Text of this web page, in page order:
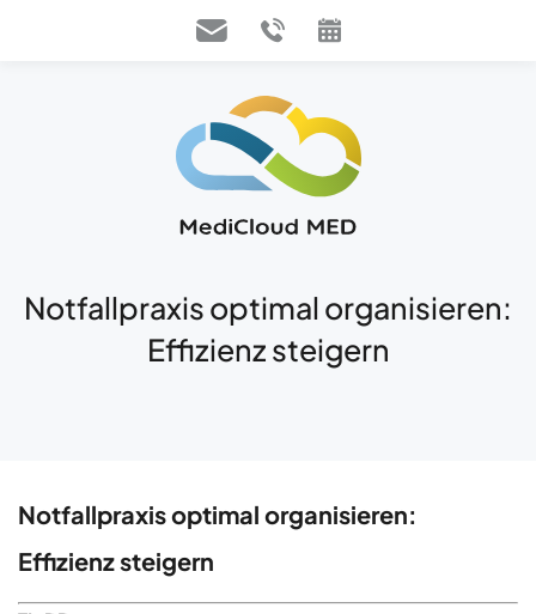
Notfallpraxis optimal organisieren:
Effizienz steigern
Notfallpraxis optimal organisieren:
Effizienz steigern